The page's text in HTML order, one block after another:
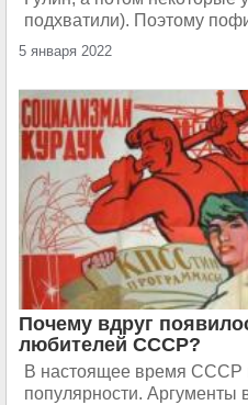
подхватили). Поэтому
5 января 2022
Почему вдруг
любителей СССР?
В настоящее время СССР
популярности. Аргументы